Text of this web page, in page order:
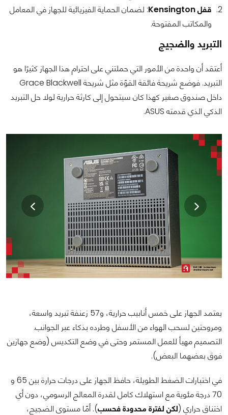
قفل Kensington
: لضمان الحماية الفيزيائية للجهاز في المعامل
والمكاتب المفتوحة.
التبريد والضجيج
أعتقد أن واحدة من الأمور التي حملتني على احترام هذا الجهاز كثيرًا هو
التبريد. فوضع شريحة فائقة القوّة مثل شريحة Grace Blackwell
داخل صندوق صغير كهذا كان سيتحول إلى كارثة حرارية لولا حل التبريد
الذكي الذي قدمته ASUS.
يعتمد الجهاز على خمس أنابيب حرارية، و57 زعنفة تبريد واسعة،
ومروحتين لسحب الهواء من الأسفل وطرده بذكاء عبر الجوانب.
التصميم مهيأ للعمل المستمر وحتى في وضع التكديس (وضع جهازين
فوق بعضهما البعض).
في اختبارات الضغط الطويلة، حافظ الجهاز على درجات حرارة بين 65 و
70 درجة مئوية مع استهلاك كامل لقدرة المعالج الرسومي، دون أي
اختناق حراري (لكن لفترة محدودة فحسب). أمّا مستوى الضجيج،